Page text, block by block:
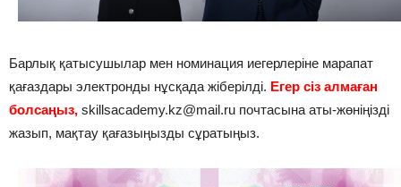
Барлық қатысушылар мен номинация иегерлеріне марапат
қағаздары электронды нұсқада жіберілді. Егер сіз алмаған
болсаңыз, skillsacademy.kz@mail.ru почтасына аты-жөніңізді
жазып, мақтау қағазыңызды сұратыңыз.